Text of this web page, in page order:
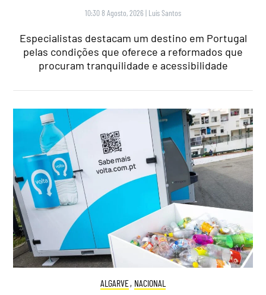
10:30 8 Agosto, 2026 | Luís Santos
Especialistas destacam um destino em Portugal
pelas condições que oferece a reformados que
procuram tranquilidade e acessibilidade
ALGARVE, NACIONAL